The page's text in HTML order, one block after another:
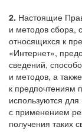
2. Настоящие
и методов сбора,
относящихся к
«Интернет»,
сведений,
и методов, а
к предпочтениям
используются
с применением
получения таких